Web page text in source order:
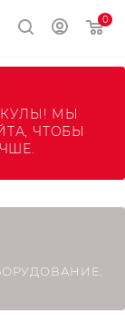
0
МЫ
ЧТОБЫ